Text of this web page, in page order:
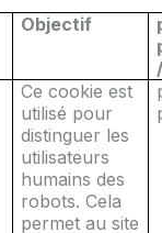
Objectif
Ce cookie est
utilisé pour
distinguer les
utilisateurs
humains des
robots. Cela
permet au site